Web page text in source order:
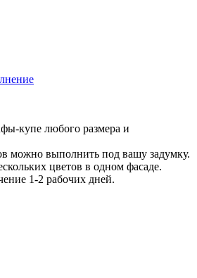
купе любого размера и
можно выполнить под вашу задумку.
цветов в одном фасаде.
1-2 рабочих дней.